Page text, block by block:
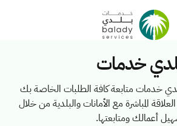
خدمات
خدمات متابعة كافة الطلبات الخاصة بك
المباشرة مع الأمانات والبلدية من خلال
أعمالك ومتابعتها.